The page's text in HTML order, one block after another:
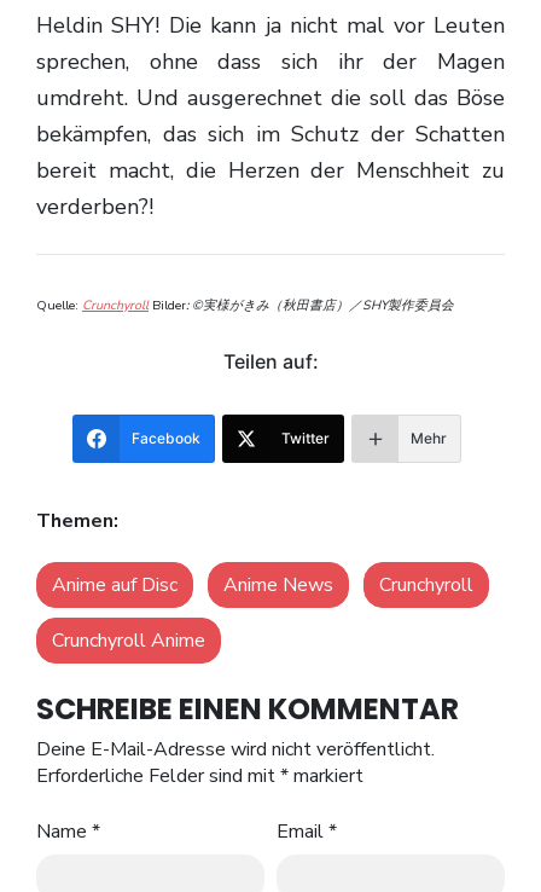
Heldin SHY! Die kann ja nicht mal vor Leuten
sprechen, ohne dass sich ihr der Magen
umdreht. Und ausgerechnet die soll das Böse
bekämpfen, das sich im Schutz der Schatten
bereit macht, die Herzen der Menschheit zu
verderben?!
Quelle: CrunchyrollBilder: ©実様がきみ（秋田書店）／SHY製作委員会
Teilen auf:
Facebook Twitter Mehr
Themen:
Anime auf Disc Anime News Crunchyroll
Crunchyroll Anime
SCHREIBE EINEN KOMMENTAR
Deine E-Mail-Adresse wird nicht veröffentlicht.
Erforderliche Felder sind mit*markiert
Name * Email*